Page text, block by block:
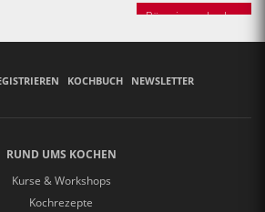
Bäuerinnen backen
KOCHBUCH NEWSLETTER
RUND UMS KOCHEN
Kurse & Workshops
Kochrezepte